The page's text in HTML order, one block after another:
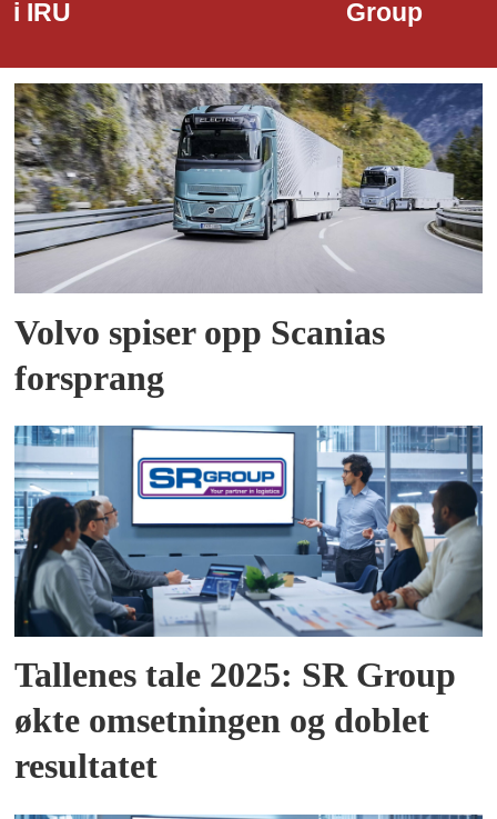
Volvo spiser opp Scanias
forsprang
Tallenes tale 2025: SR Group
økte omsetningen og doblet
resultatet